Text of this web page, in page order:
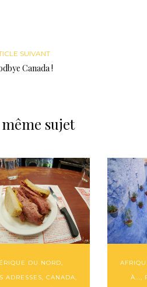
SUIVANT
Canada !
sujet
DU NORD,
ADRESSES, CANADA,
À...,